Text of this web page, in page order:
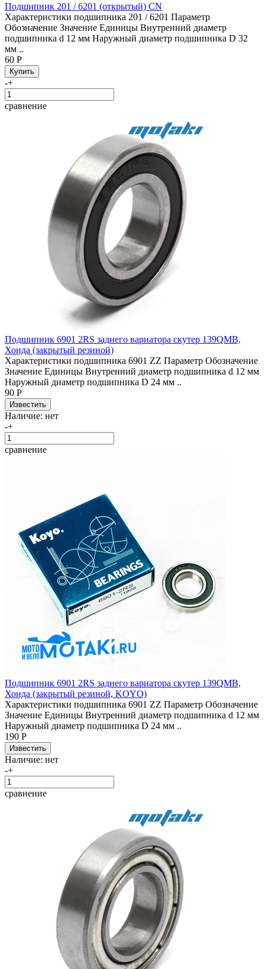
Подшипник 201 / 6201 (открытый) CN
Характеристики подшипника 201 / 6201 Параметр
Обозначение Значение Единицы Внутренний диаметр
подшипника d 12 мм Наружный диаметр подшипника D 32
мм ..
60 Р
-+
сравнение
Подшипник 6901 2RS заднего вариатора скутер 139QMB,
Хонда (закрытый резиной)
Характеристики подшипника 6901 ZZ Параметр Обозначение
Значение Единицы Внутренний диаметр подшипника d 12 мм
Наружный диаметр подшипника D 24 мм ..
90 Р
Наличие: нет
-+
сравнение
Подшипник 6901 2RS заднего вариатора скутер 139QMB,
Хонда (закрытый резиной, KOYO)
Характеристики подшипника 6901 ZZ Параметр Обозначение
Значение Единицы Внутренний диаметр подшипника d 12 мм
Наружный диаметр подшипника D 24 мм ..
190 Р
Наличие: нет
-+
сравнение